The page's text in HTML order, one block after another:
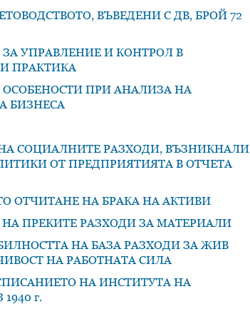
ВЪВЕДЕНИ С ДВ, БРОЙ 72
УПРАВЛЕНИЕ И КОНТРОЛ В
ПРАКТИКА
ПРИ АНАЛИЗА НА
БИЗНЕСА
СОЦИАЛНИТЕ РАЗХОДИ, ВЪЗНИКНАЛИ
ОТ ПРЕДПРИЯТИЯТА В ОТЧЕТА
ОТЧИТАНЕ НА БРАКА НА АКТИВИ
ПРЕКИТЕ РАЗХОДИ ЗА МАТЕРИАЛИ
НА БАЗА РАЗХОДИ ЗА ЖИВ
НА РАБОТНАТА СИЛА
НА ИНСТИТУТА НА
г.